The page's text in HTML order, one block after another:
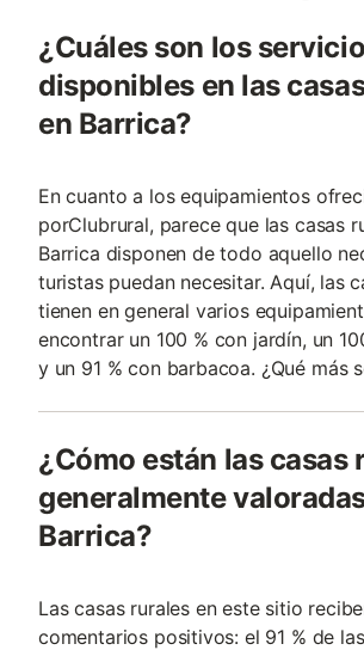
¿Cuáles son los
disponibles en las
en Barrica?
En cuanto a los equipamientos
porClubrural, parece que las casas
Barrica disponen de todo aquello
turistas puedan necesitar. Aquí, las
tienen en general varios
encontrar un 100 % con jardín, un
y un 91 % con barbacoa. ¿Qué más
¿Cómo están las casas
generalmente
Barrica?
Las casas rurales en este sitio
comentarios positivos: el 91 % de